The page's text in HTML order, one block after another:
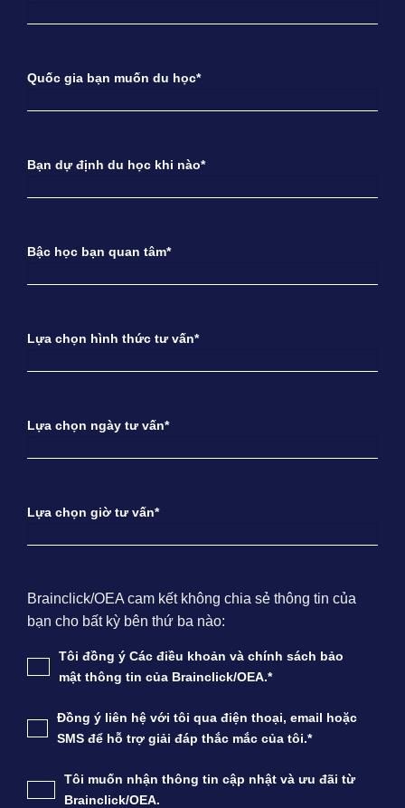
Quốc gia bạn muốn du học*
Bạn dự định du học khi nào*
Bậc học bạn quan tâm*
Lựa chọn hình thức tư vấn*
Lựa chọn ngày tư vấn*
Lựa chọn giờ tư vấn*
Brainclick/OEA cam kết không chia sẻ thông tin của
bạn cho bất kỳ bên thứ ba nào:
Tôi đồng ý Các điều khoản và chính sách bảo
mật thông tin của Brainclick/OEA.*
Đồng ý liên hệ với tôi qua điện thoại, email hoặc
SMS để hỗ trợ giải đáp thắc mắc của tôi.*
Tôi muốn nhận thông tin cập nhật và ưu đãi từ
Brainclick/OEA.